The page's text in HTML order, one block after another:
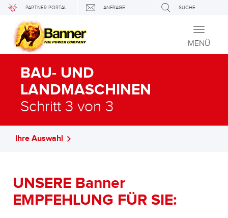
PARTNER PORTAL ANFRAGE SUCHE
Toggle
MENÜ
BAU- UND
LANDMASCHINEN
Schritt 3 von 3
Ihre Auswahl
UNSERE Banner
EMPFEHLUNG FÜR SIE: